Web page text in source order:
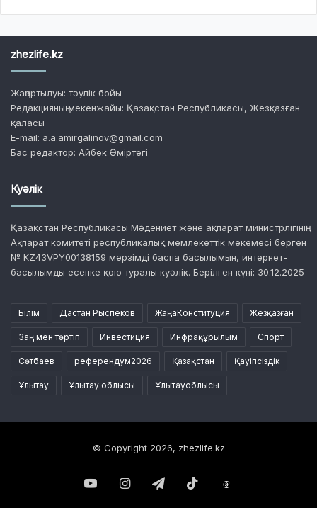
zhezlife.kz
Жаңартылуы: тәулік бойы
Редакцияның мекенжайы: Қазақстан Республикасы, Жезқазған
қаласы
E-mail: a.a.amirgalinov@gmail.com
Бас редактор: Айбек Әміртегі
Куәлік
Қазақстан Республикасы Мәдениет және ақпарат министрлігінің
Ақпарат комитеті республикалық мемлекеттік мекемесі берген
№ KZ43VPY00138159 мерзімді баспа басылымын, интернет-
басылымды есепке қою туралы куәлік. Берілген күні: 30.12.2025
Білім Дастан Рыспеков ЖаңаКонституция Жезқазған
Заң мен тәртіп Инвестиция Инфрақұрылым Спорт
Сәтбаев референдум2026 Қазақстан Қауіпсіздік
Ұлытау Ұлытау облысы Ұлытауоблысы
© Copyright 2026, zhezlife.kz
YouTubeInstagramTelegramTikTok